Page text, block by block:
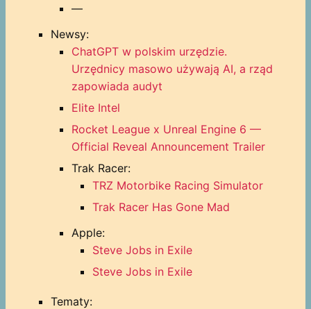
—
Newsy:
ChatGPT w polskim urzędzie.
Urzędnicy masowo używają AI, a rząd
zapowiada audyt
Elite Intel
Rocket League x Unreal Engine 6 —
Official Reveal Announcement Trailer
Trak Racer:
TRZ Motorbike Racing Simulator
Trak Racer Has Gone Mad
Apple:
Steve Jobs in Exile
Steve Jobs in Exile
Tematy: